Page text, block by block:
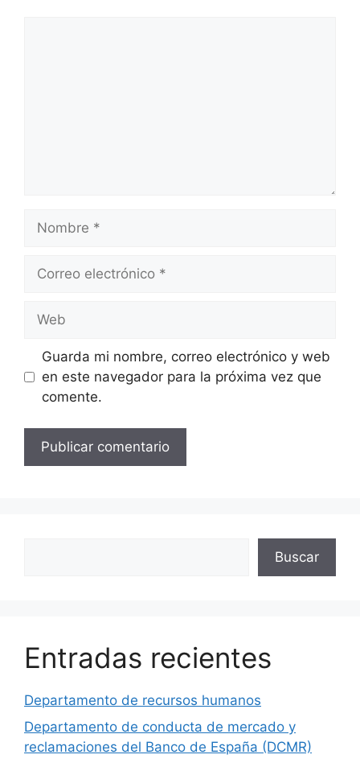
Nombre
Correo
Web
Guarda mi nombre, correo electrónico y web
en este navegador para la próxima vez que
comente.
Buscar
Entradas recientes
Departamento de recursos humanos
Departamento de conducta de mercado y
reclamaciones del Banco de España (DCMR)